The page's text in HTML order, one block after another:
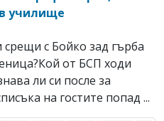
училище
с Бойко зад гърба
от БСП ходи
ли си после за
на гостите попад ...